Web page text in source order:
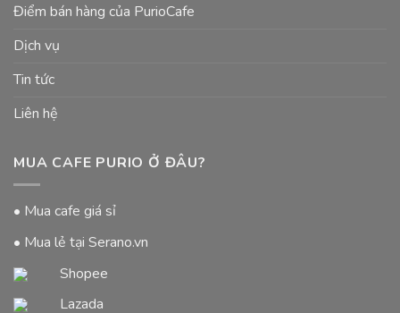
Điểm bán hàng của PurioCafe
Dịch vụ
Tin tức
Liên hệ
MUA CAFE PURIO Ở ĐÂU?
• Mua cafe giá sỉ
• Mua lẻ tại Serano.vn
Shopee
Lazada